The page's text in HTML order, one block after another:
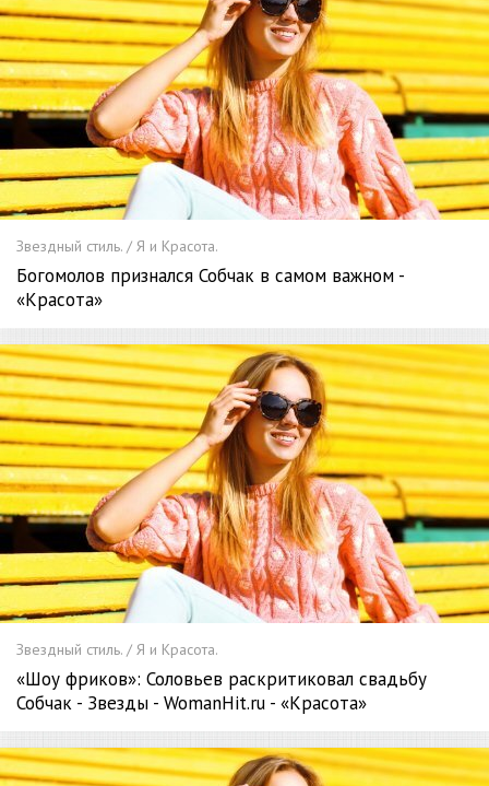
Звездный стиль. / Я и Красота.
Богомолов признался Собчак в самом важном -
«Красота»
Звездный стиль. / Я и Красота.
«Шоу фриков»: Соловьев раскритиковал свадьбу
Собчак - Звезды - WomanHit.ru - «Красота»